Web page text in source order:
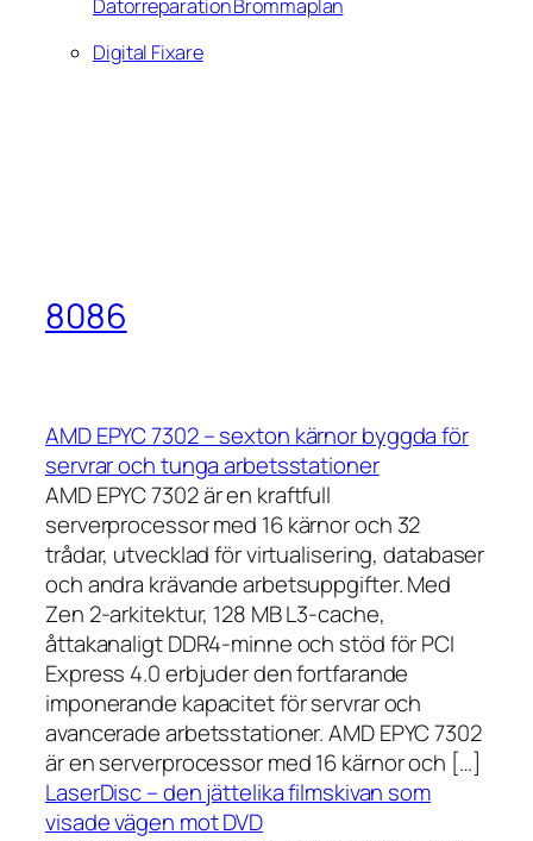
Datorreparation Brommaplan
Digital Fixare
8086
AMD EPYC 7302 – sexton kärnor byggda för
servrar och tunga arbetsstationer
AMD EPYC 7302 är en kraftfull
serverprocessor med 16 kärnor och 32
trådar, utvecklad för virtualisering, databaser
och andra krävande arbetsuppgifter. Med
Zen 2-arkitektur, 128 MB L3-cache,
åttakanaligt DDR4-minne och stöd för PCI
Express 4.0 erbjuder den fortfarande
imponerande kapacitet för servrar och
avancerade arbetsstationer. AMD EPYC 7302
är en serverprocessor med 16 kärnor och […]
LaserDisc – den jättelika filmskivan som
visade vägen mot DVD